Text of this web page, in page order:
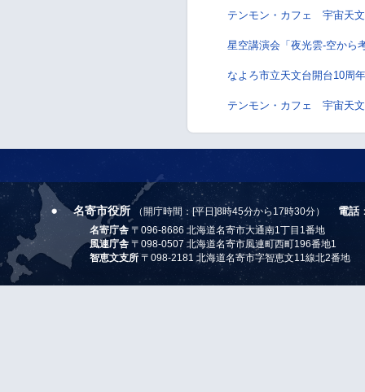
テンモン・カフェ 宇宙天
星空講演会「夜光雲‐空か
なよろ市立天文台開台10
テンモン・カフェ 宇宙天
名寄市役所 （開庁時間：[平日]8時45分から17時30分） 電話
名寄庁舎 〒096-8686 北海道名寄市大通南1丁目1番地
風連庁舎 〒098-0507 北海道名寄市風連町西町196番地1
智恵文支所 〒098-2181 北海道名寄市字智恵文11線北2番地